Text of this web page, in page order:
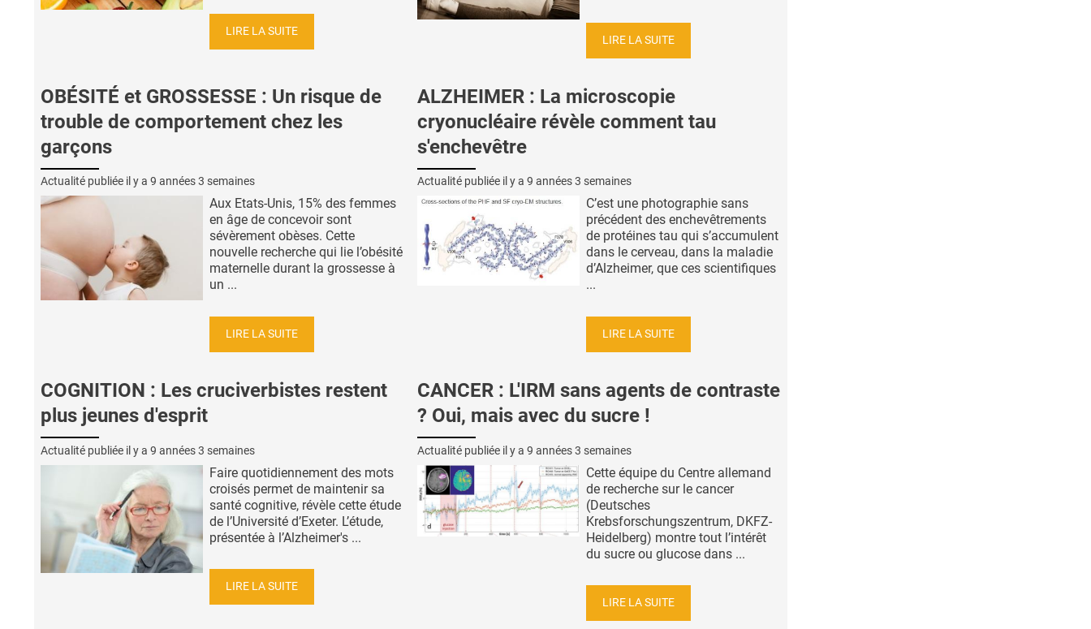
LIRE LA SUITE
LIRE LA SUITE
OBÉSITÉ et GROSSESSE : Un risque de
trouble de comportement chez les
garçons
Actualité publiée il y a 9 années 3 semaines
Aux Etats-Unis, 15% des femmes
en âge de concevoir sont
sévèrement obèses. Cette
nouvelle recherche qui lie l’obésité
maternelle durant la grossesse à
un ...
LIRE LA SUITE
ALZHEIMER : La microscopie
cryonucléaire révèle comment tau
s'enchevêtre
Actualité publiée il y a 9 années 3 semaines
C’est une photographie sans
précédent des enchevêtrements
de protéines tau qui s’accumulent
dans le cerveau, dans la maladie
d’Alzheimer, que ces scientifiques
...
LIRE LA SUITE
COGNITION : Les cruciverbistes restent
plus jeunes d'esprit
Actualité publiée il y a 9 années 3 semaines
Faire quotidiennement des mots
croisés permet de maintenir sa
santé cognitive, révèle cette étude
de l’Université d’Exeter. L’étude,
présentée à l’Alzheimer's ...
LIRE LA SUITE
CANCER : L'IRM sans agents de contraste
? Oui, mais avec du sucre !
Actualité publiée il y a 9 années 3 semaines
Cette équipe du Centre allemand
de recherche sur le cancer
(Deutsches
Krebsforschungszentrum, DKFZ-
Heidelberg) montre tout l’intérêt
du sucre ou glucose dans ...
LIRE LA SUITE